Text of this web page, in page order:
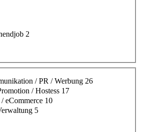
2
/ PR / Werbung 26
/ Hostess 17
eCommerce 10
5